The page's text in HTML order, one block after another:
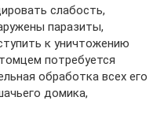
слабость,
паразиты,
к уничтожению
потребуется
обработка всех его
домика,